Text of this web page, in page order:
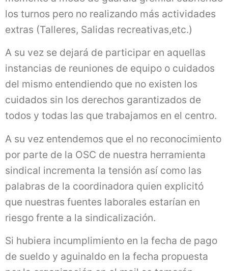
los turnos pero no realizando más actividades
extras (Talleres, Salidas recreativas,etc.)
A su vez se dejará de participar en aquellas
instancias de reuniones de equipo o cuidados
del mismo entendiendo que no existen los
cuidados sin los derechos garantizados de
todos y todas las que trabajamos en el centro.
A su vez entendemos que el no reconocimiento
por parte de la OSC de nuestra herramienta
sindical incrementa la tensión así como las
palabras de la coordinadora quien explicitó
que nuestras fuentes laborales estarían en
riesgo frente a la sindicalización.
Si hubiera incumplimiento en la fecha de pago
de sueldo y aguinaldo en la fecha propuesta